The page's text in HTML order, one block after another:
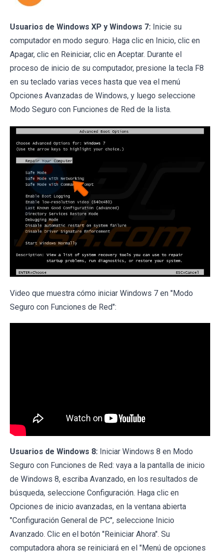
Usuarios de Windows XP y Windows 7: Inicie su
computador en modo seguro. Haga clic en Inicio, clic en
Apagar, clic en Reiniciar, clic en Aceptar. Durante el
proceso de inicio de su computador, presione la tecla F8
en su teclado varias veces hasta que vea el menú
Opciones Avanzadas de Windows, y luego seleccione
Modo Seguro con Funciones de Red de la lista.
Video que muestra cómo iniciar Windows 7 en "Modo
Seguro con Funciones de Red":
Usuarios de Windows 8: Iniciar Windows 8 en Modo
Seguro con Funciones de Red: vaya a la pantalla de inicio
de Windows 8, escriba Avanzado, en los resultados de
búsqueda, seleccione Configuración. Haga clic en
Opciones de inicio avanzadas, en la ventana abierta
"Configuración General de PC", seleccione Inicio
Avanzado. Clic en el botón "Reiniciar Ahora". Su
computadora ahora se reiniciará en el "Menú de opciones